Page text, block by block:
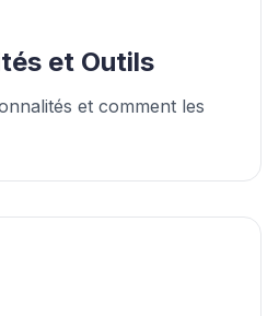
et Outils
et comment les